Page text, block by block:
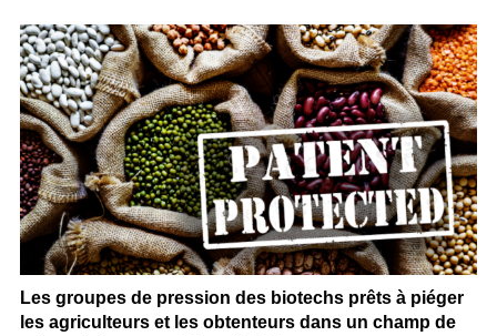
Les groupes de pression des biotechs prêts à piéger
les agriculteurs et les obtenteurs dans un champ de